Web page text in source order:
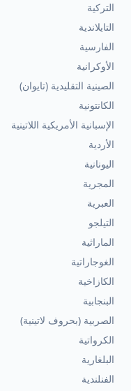
التركية
التايلاندية
الفارسية
الأوكرانية
الصينية التقليدية (تايوان)
الكانتونية
الإسبانية الأمريكية اللاتينية
الأردية
اليونانية
المجرية
العبرية
التيلجو
الماراثية
الغوجاراتية
الكازاخية
البنجابية
الصربية (بحروف لاتينية)
الكرواتية
البلغارية
الفنلندية